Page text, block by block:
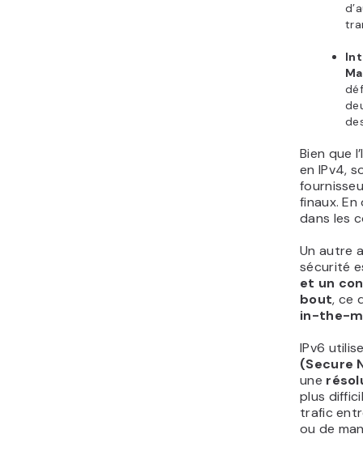
Bien que
en IPv4,
finaux.
dans les
Un autre
sécurité
et un
bout, ce
in-the-
IPv6
(Secure
une
plus
trafic
ou de